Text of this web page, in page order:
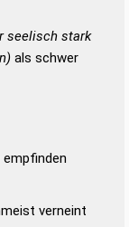
seelisch stark
als schwer
empfinden
verneint